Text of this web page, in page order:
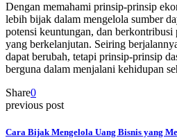
Dengan memahami prinsip-prinsip
lebih bijak dalam mengelola sumber
potensi keuntungan, dan berkontribusi
yang berkelanjutan. Seiring
dapat berubah, tetapi prinsip-prinsip
berguna dalam menjalani kehidupan
Share0
previous post
Cara Bijak Mengelola Uang Bisnis yang